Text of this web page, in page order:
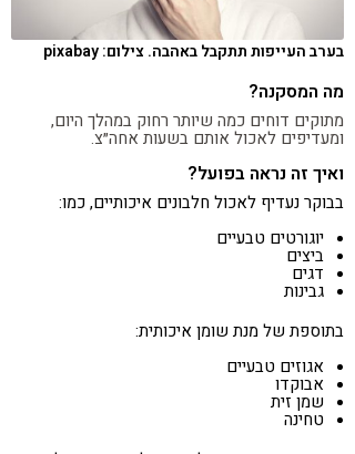
בערב העייפות תתקבל באהבה. צילום: pixabay
מה המסקנה?
מתוקים דוחים כמה שיותר רחוק במהלך היום,
ומעדיפים לאכול אותם בשעות אחה״צ.
ואיך זה נראה בפועל?
בבוקר נעדיף לאכול חלבונים איכותיים, כמו:
יוגורטים טבעיים
ביצים
דגים
גבינות
בתוספת של מנת שומן איכותית:
אגוזים טבעיים
אבוקדו
שמן זית
טחינה